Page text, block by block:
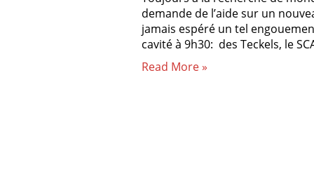
demande de l’aide sur un
jamais espéré un tel
cavité à 9h30: des Teckels, le
Read More »